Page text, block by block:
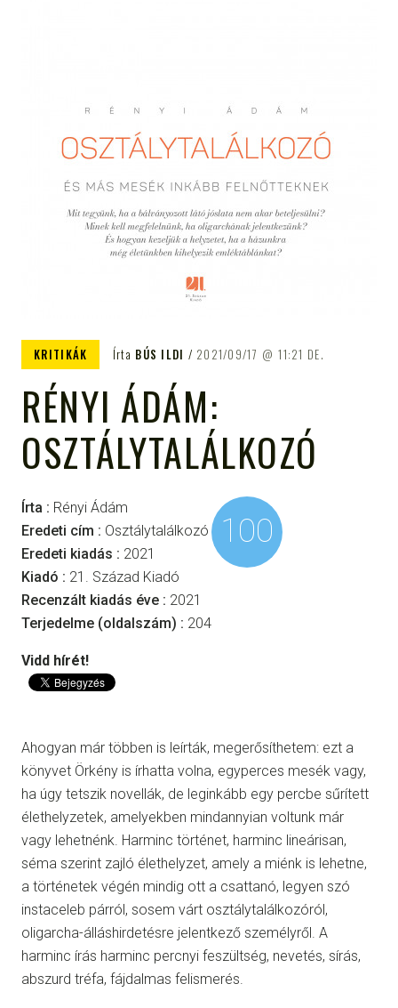
KRITIKÁK Írta BÚS ILDI 2021/09/17 11:21 DE.
RÉNYI ÁDÁM:
OSZTÁLYTALÁLKOZÓ
Írta : Rényi Ádám
Eredeti cím : Osztálytalálkozó
Eredeti kiadás : 2021
Kiadó : 21. Század Kiadó
Recenzált kiadás éve : 2021
Terjedelme (oldalszám) : 204
100
Vidd hírét!
Ahogyan már többen is leírták, megerősíthetem: ezt a
könyvet Örkény is írhatta volna, egyperces mesék vagy,
ha úgy tetszik novellák, de leginkább egy percbe sűrített
élethelyzetek, amelyekben mindannyian voltunk már
vagy lehetnénk. Harminc történet, harminc lineárisan,
séma szerint zajló élethelyzet, amely a miénk is lehetne,
a történetek végén mindig ott a csattanó, legyen szó
instaceleb párról, sosem várt osztálytalálkozóról,
oligarcha-álláshirdetésre jelentkező személyről. A
harminc írás harminc percnyi feszültség, nevetés, sírás,
abszurd tréfa, fájdalmas felismerés.